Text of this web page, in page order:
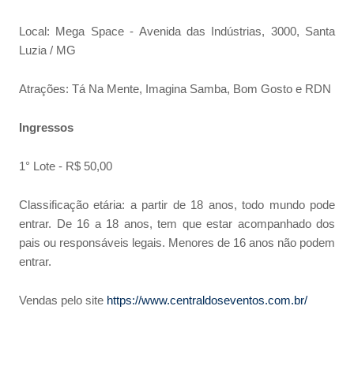
Local: Mega Space - Avenida das Indústrias, 3000, Santa
Luzia / MG
Atrações: Tá Na Mente, Imagina Samba, Bom Gosto e RDN
Ingressos
1° Lote - R$ 50,00
Classificação etária: a partir de 18 anos, todo mundo pode
entrar. De 16 a 18 anos, tem que estar acompanhado dos
pais ou responsáveis legais. Menores de 16 anos não podem
entrar.
Vendas pelo site https://www.centraldoseventos.com.br/